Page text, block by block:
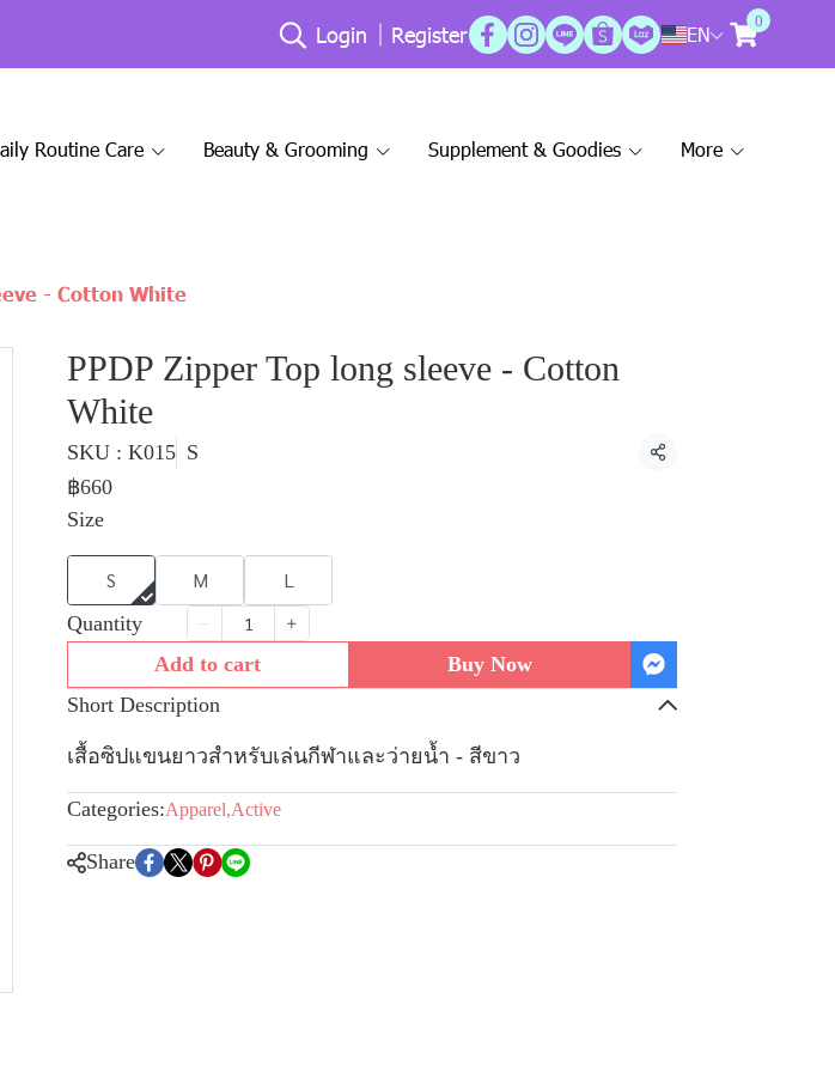
Login Register EN
0
Routine Care Beauty & Grooming Supplement & Goodies More
- Cotton White
PPDP Zipper Top long sleeve - Cotton
White
SKU : K015 S
Share
฿660
Size
S M L
Quantity
Add to cart
Buy Now
Short Description
เสื้อซิปแขนยาวสำหรับเล่นกีฬาและว่ายน้ำ - สีขาว
Categories:Apparel,Active
Share